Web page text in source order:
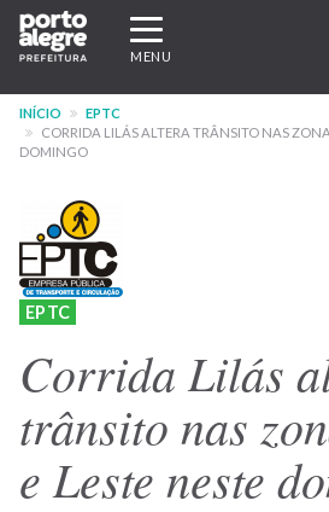
Pular
para
conteúdo
principal
Expandir/recolher
navegação
MENU
INÍCIO
EPTC
CORRIDA LILÁS ALTERA TRÂNSITO NAS
DOMINGO
EPTC
Corrida Lilás
trânsito nas
e Leste neste